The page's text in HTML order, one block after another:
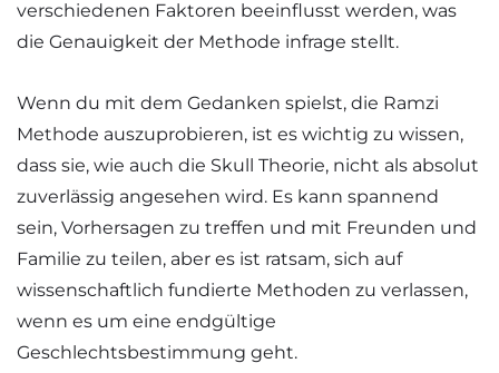
verschiedenen Faktoren beeinflusst werden, was
die Genauigkeit der Methode infrage stellt.
Wenn du mit dem Gedanken spielst, die Ramzi
Methode auszuprobieren, ist es wichtig zu wissen,
dass sie, wie auch die Skull Theorie, nicht als absolut
zuverlässig angesehen wird. Es kann spannend
sein, Vorhersagen zu treffen und mit Freunden und
Familie zu teilen, aber es ist ratsam, sich auf
wissenschaftlich fundierte Methoden zu verlassen,
wenn es um eine endgültige
Geschlechtsbestimmung geht.